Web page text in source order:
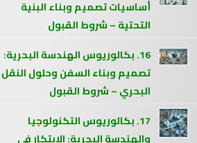
أساسيات تصميم وبناء البنية
التحتية – شروط القبول
16. بكالوريوس الهندسة البحرية:
تصميم وبناء السفن وحلول النقل
البحري – شروط القبول
17. بكالوريوس التكنولوجيا
والهندسة البحرية: الابتكار في